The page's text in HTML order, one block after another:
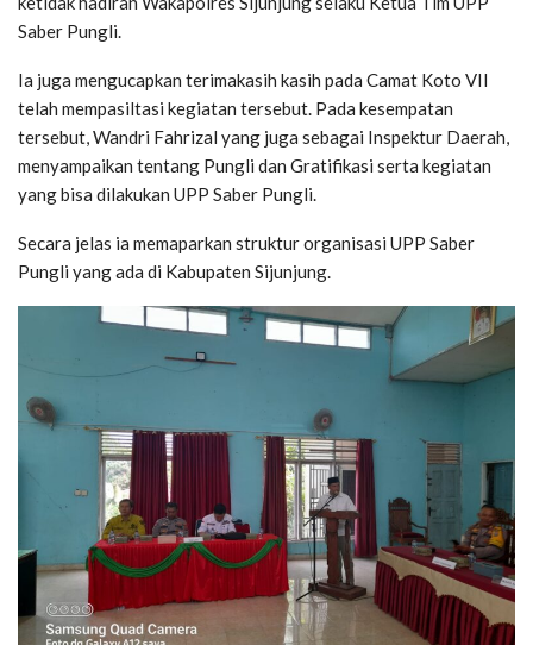
Saber Pungli.
Ia juga mengucapkan terimakasih kasih pada Camat Koto VII
telah mempasiltasi kegiatan tersebut. Pada kesempatan
tersebut, Wandri Fahrizal yang juga sebagai Inspektur Daerah,
menyampaikan tentang Pungli dan Gratifikasi serta kegiatan
yang bisa dilakukan UPP Saber Pungli.
Secara jelas ia memaparkan struktur organisasi UPP Saber
Pungli yang ada di Kabupaten Sijunjung.